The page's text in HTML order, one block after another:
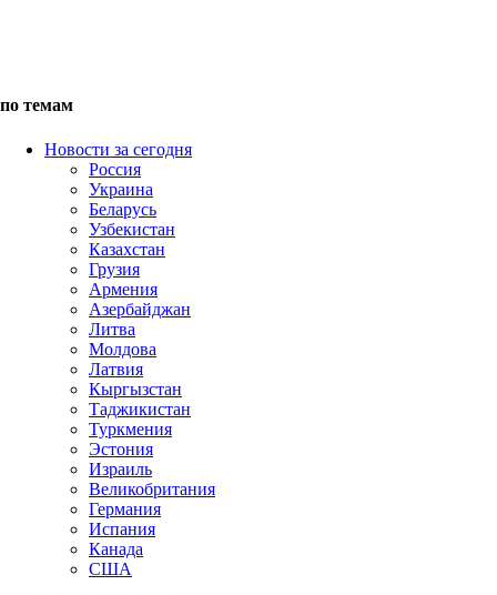
по темам
Новости за сегодня
Россия
Украина
Беларусь
Узбекистан
Казахстан
Грузия
Армения
Азербайджан
Литва
Молдова
Латвия
Кыргызстан
Таджикистан
Туркмения
Эстония
Израиль
Великобритания
Германия
Испания
Канада
США